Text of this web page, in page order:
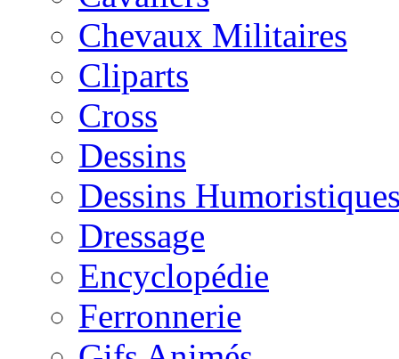
Chevaux Militaires
Cliparts
Cross
Dessins
Dessins
Dressage
Encyclopédie
Ferronnerie